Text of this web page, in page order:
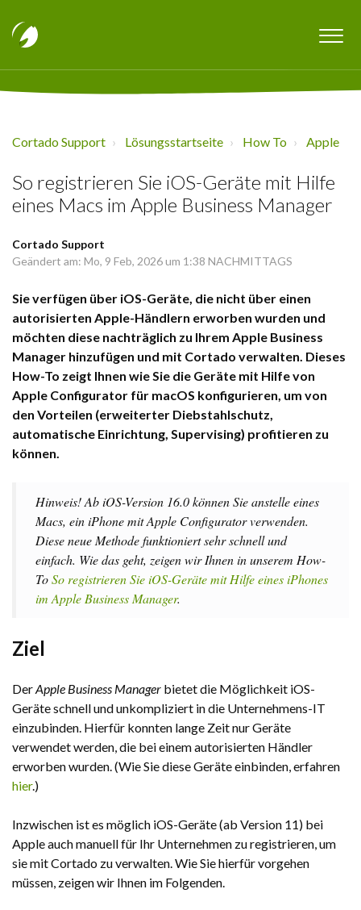
Cortado Support Lösungsstartseite How To Apple
So registrieren Sie iOS-Geräte mit Hilfe
eines Macs im Apple Business Manager
Cortado Support
Geändert am: Mo, 9 Feb, 2026 um 1:38 NACHMITTAGS
Sie verfügen über iOS-Geräte, die nicht über einen
autorisierten Apple-Händlern erworben wurden und
möchten diese nachträglich zu Ihrem Apple Business
Manager hinzufügen und mit Cortado verwalten. Dieses
How-To zeigt Ihnen wie Sie die Geräte mit Hilfe von
Apple Configurator für macOS konfigurieren, um von
den Vorteilen (erweiterter Diebstahlschutz,
automatische Einrichtung, Supervising) profitieren zu
können.
Hinweis! Ab iOS-Version 16.0 können Sie anstelle eines
Macs, ein iPhone mit Apple Configurator verwenden.
Diese neue Methode funktioniert sehr schnell und
einfach. Wie das geht, zeigen wir Ihnen in unserem How-
ToSo registrieren Sie iOS-Geräte mit Hilfe eines iPhones
im Apple Business Manager.
Ziel
DerApple Business Manager bietet die Möglichkeit iOS-
Geräte schnell und unkompliziert in die Unternehmens-IT
einzubinden. Hierfür konnten lange Zeit nur Geräte
verwendet werden, die bei einem autorisierten Händler
erworben wurden. (Wie Sie diese Geräte einbinden, erfahren
hier.)
Inzwischen ist es möglich iOS-Geräte (ab Version 11) bei
Apple auch manuell für Ihr Unternehmen zu registrieren, um
sie mit Cortado zu verwalten. Wie Sie hierfür vorgehen
müssen, zeigen wir Ihnen im Folgenden.